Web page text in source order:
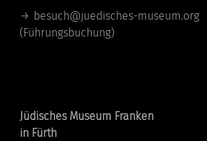
besuch@juedisches-museum.org
(Führungsbuchung)
Jüdisches Museum Franken
in Fürth